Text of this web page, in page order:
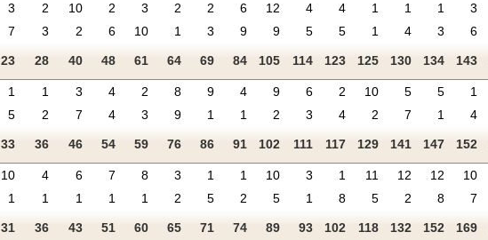
3 2 10 2 3 2 2 6 12 4 4 1 1 1 3
7 3 2 6 10 1 3 9 9 5 5 1 4 3 6
23 28 40 48 61 64 69 84 105 114 123 125 130 134 143
1 1 3 4 2 8 9 4 9 6 2 10 5 5 1
5 2 7 4 3 9 1 1 2 3 4 2 7 1 4
33 36 46 54 59 76 86 91 102 111 117 129 141 147 152
10 4 6 7 8 3 1 1 10 3 1 11 12 12 10
1 1 1 1 1 2 5 2 5 1 8 5 2 8 7
31 36 43 51 60 65 71 74 89 93 102 118 132 152 169